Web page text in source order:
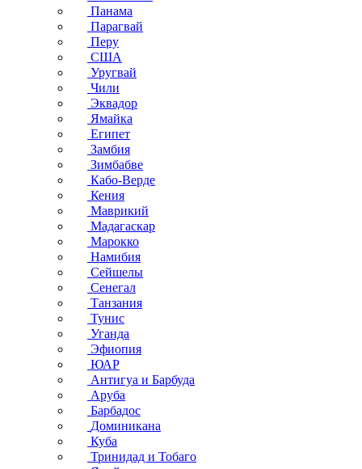
Панама
Парагвай
Перу
США
Уругвай
Чили
Эквадор
Ямайка
Египет
Замбия
Зимбабве
Кабо-Верде
Кения
Маврикий
Мадагаскар
Марокко
Намибия
Сейшелы
Сенегал
Танзания
Тунис
Уганда
Эфиопия
ЮАР
Антигуа и Барбуда
Аруба
Барбадос
Доминикана
Куба
Тринидад и Тобаго